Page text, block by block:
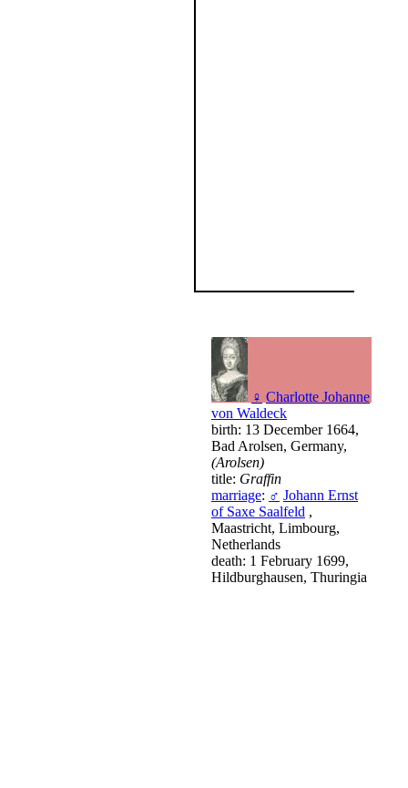
♀ Charlotte Johanne
von Waldeck
birth: 13 December 1664,
Bad Arolsen, Germany,
(Arolsen)
title: Graffin
marriage: ♂ Johann Ernst
of Saxe Saalfeld ,
Maastricht, Limbourg,
Netherlands
death: 1 February 1699,
Hildburghausen, Thuringia